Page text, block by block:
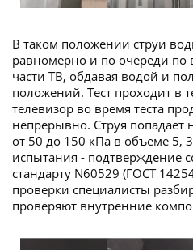
В таком положении струи
равномерно и по очереди по
части ТВ, обдавая водой и
положений. Тест проходит в
телевизор во время теста
непрерывно. Струя попадает
от 50 до 150 кПа в объёме 5,
испытания - подтверждение
стандарту N60529 (ГОСТ
проверки специалисты
проверяют внутренние